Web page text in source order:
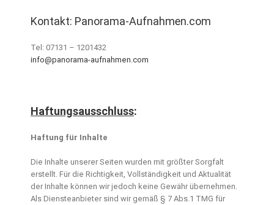
Kontakt: Panorama-Aufnahmen.com
Tel: 07131 – 1201432
info@panorama-aufnahmen.com
Haftungsausschluss:
Haftung für Inhalte
Die Inhalte unserer Seiten wurden mit größter Sorgfalt
erstellt. Für die Richtigkeit, Vollständigkeit und Aktualität
der Inhalte können wir jedoch keine Gewähr übernehmen.
Als Diensteanbieter sind wir gemäß § 7 Abs.1 TMG für